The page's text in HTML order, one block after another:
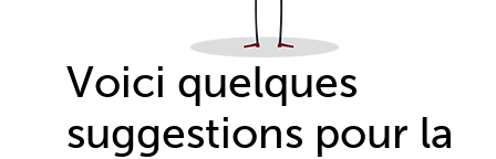
Voici quelques
suggestions pour la